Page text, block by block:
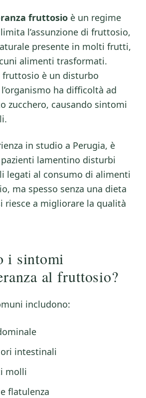
fruttosio è un regime
l’assunzione di fruttosio,
presente in molti frutti,
alimenti trasformati.
fruttosio è un disturbo
ha difficoltà ad
zucchero, causando sintomi
in studio a Perugia, è
lamentino disturbi
legati al consumo di alimenti
ma spesso senza una dieta
riesce a migliorare la qualità
i sintomi
al fruttosio?
includono:
intestinali
molli
flatulenza